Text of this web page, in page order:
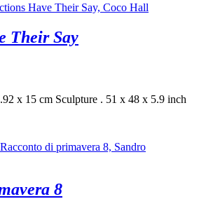
Their Say
x 15 cm Sculpture . 51 x 48 x 5.9 inch
8